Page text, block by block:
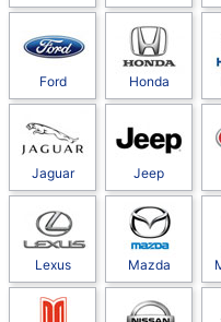
Ford Honda
Jaguar Jeep
Lexus Mazda